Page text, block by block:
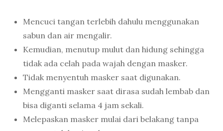
Mencuci tangan terlebih dahulu menggunakan
sabun dan air mengalir.
Kemudian, menutup mulut dan hidung sehingga
tidak ada celah pada wajah dengan masker.
Tidak menyentuh masker saat digunakan.
Mengganti masker saat dirasa sudah lembab dan
bisa diganti selama 4 jam sekali.
Melepaskan masker mulai dari belakang tanpa